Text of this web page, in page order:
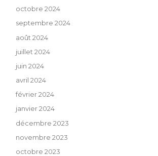
octobre 2024
septembre 2024
août 2024
juillet 2024
juin 2024
avril 2024
février 2024
janvier 2024
décembre 2023
novembre 2023
octobre 2023